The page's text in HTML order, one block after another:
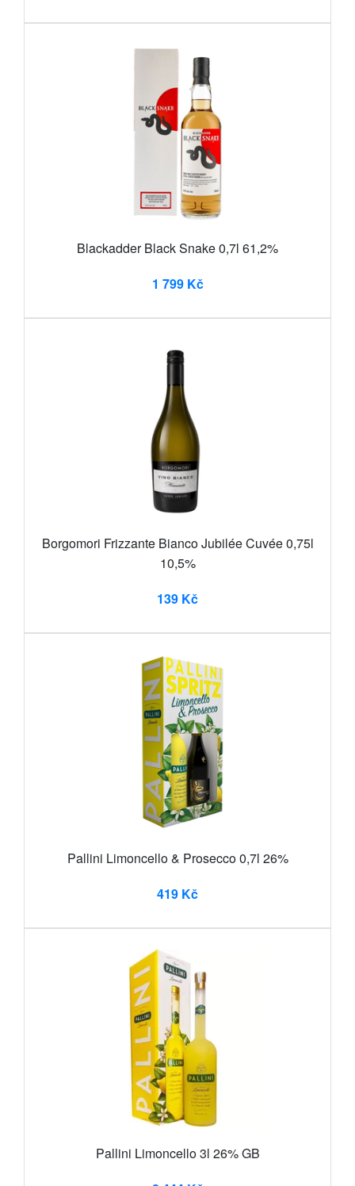
Blackadder Black Snake 0,7l 61,2%
1 799 Kč
Borgomori Frizzante Bianco Jubilée Cuvée 0,75l
10,5%
139 Kč
Pallini Limoncello & Prosecco 0,7l 26%
419 Kč
Pallini Limoncello 3l 26% GB